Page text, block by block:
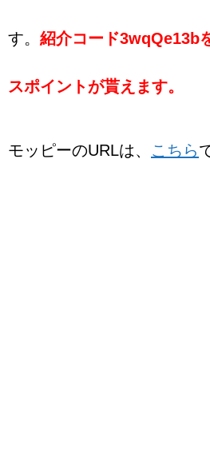
す。 紹介コード3wqQe13b
スポイントが貰えます。
モッピーのURLは、 こちら